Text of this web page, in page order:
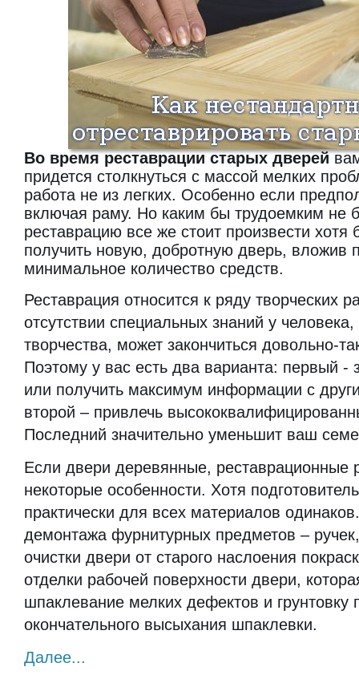
Во время реставрации старых дверей
придется столкнуться с массой мелких
работа не из легких. Особенно если
включая раму. Но каким бы трудоемким не
реставрацию все же стоит произвести хотя
получить новую, добротную дверь, вложив
минимальное количество средств.
Реставрация относится к ряду творческих
отсутствии специальных знаний у человека,
творчества, может закончиться довольно-
Поэтому у вас есть два варианта: первый -
или получить максимум информации с
второй – привлечь
Последний значительно уменьшит ваш
Если двери деревянные, реставрационные
некоторые особенности. Хотя
практически для всех материалов
демонтажа фурнитурных предметов –
очистки двери от старого наслоения
отделки рабочей поверхности двери,
шпаклевание мелких дефектов и грунтовку
окончательного высыхания шпаклевки.
Далее...